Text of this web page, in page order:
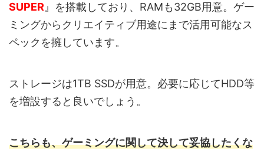
SUPER』を搭載しており、RAMも32GB用意。ゲー
ミングからクリエイティブ用途にまで活用可能なス
ペックを擁しています。
ストレージは1TB SSDが用意。必要に応じてHDD等
を増設すると良いでしょう。
こちらも、ゲーミングに関して決して妥協したくな